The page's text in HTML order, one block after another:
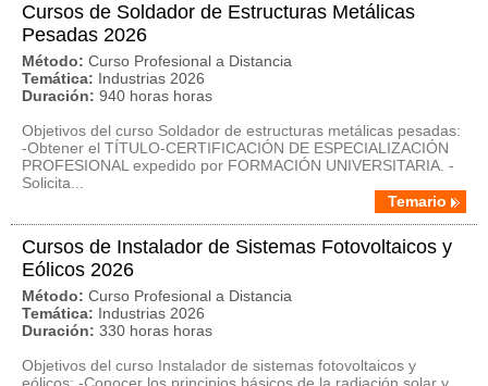
Cursos de Soldador de Estructuras Metálicas
Pesadas 2026
Método: Curso Profesional a Distancia
Temática: Industrias 2026
Duración: 940 horas horas
Objetivos del curso Soldador de estructuras metálicas pesadas:
-Obtener el TÍTULO-CERTIFICACIÓN DE ESPECIALIZACIÓN
PROFESIONAL expedido por FORMACIÓN UNIVERSITARIA. -
Solicita...
Temario
Cursos de Instalador de Sistemas Fotovoltaicos y
Eólicos 2026
Método: Curso Profesional a Distancia
Temática: Industrias 2026
Duración: 330 horas horas
Objetivos del curso Instalador de sistemas fotovoltaicos y